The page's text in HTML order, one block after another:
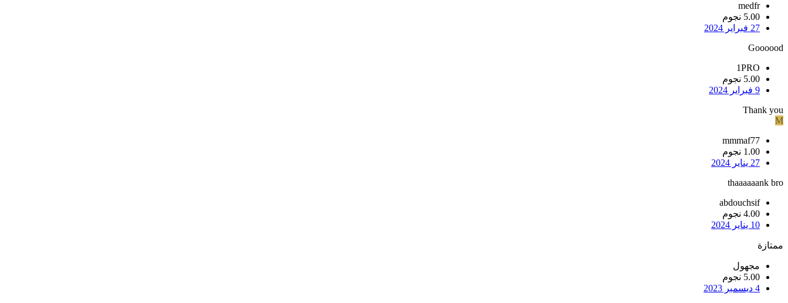
medfr
5.00 نجوم
27 فبراير 2024
Goooood
1PRO
5.00 نجوم
9 فبراير 2024
Thank you
M
mmmaf77
1.00 نجوم
27 يناير 2024
thaaaaaank bro
abdouchsif
4.00 نجوم
10 يناير 2024
ممتازة
مجهول
5.00 نجوم
4 ديسمبر 2023